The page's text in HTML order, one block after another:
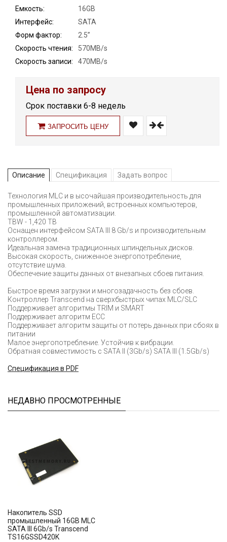
Емкость:
16GB
Интерфейс:
SATA
Форм фактор:
2.5”
Скорость чтения:
570MB/s
Скорость записи:
470MB/s
Цена по запросу
Срок поставки 6-8 недель
ЗАПРОСИТЬ ЦЕНУ
Описание Спецификация Задать вопрос
Технология MLC и в ысочайшая производительность для
промышленных приложений, встроенных компьютеров,
промышленной автоматизации.
TBW - 1,420 TB
Оснащен интерфейсом SATA III 8 Gb/s и производительным
контроллером.
Идеальная замена традиционных шпиндельных дисков.
Высокая скорость, сниженное энергопотребление,
отсутствие шума.
Обеспечение защиты данных от внезапных сбоев питания.
Быстрое время загрузки и многозадачность без сбоев.
Контроллер Transcend на сверхбыстрых чипах MLC/SLC
Поддерживает алгоритмы TRIM и SMART
Поддерживает алгоритм ECC
Поддерживает алгоритм защиты от потерь данных при сбоях в
питании
Малое энергопотребление. Устойчив к вибрации.
Обратная совместимость с SATA II (3Gb/s) SATA III (1.5Gb/s)
Cпецификация в PDF
НЕДАВНО ПРОСМОТРЕННЫЕ
Накопитель SSD
промышленный 16GB MLC
SATA III 6Gb/s Transcend
TS16GSSD420K